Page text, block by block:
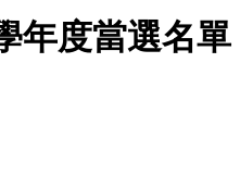
年度當選名單